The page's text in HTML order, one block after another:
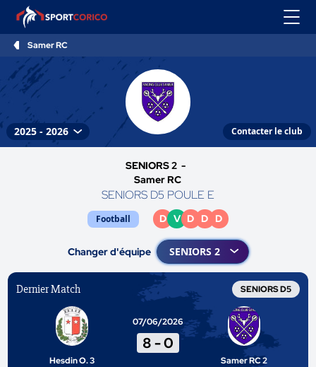
Samer RC
Contacter le club
SENIORS 2 -
Samer RC
SENIORS D5 POULE E
Football D V D D D
Changer d'équipe
Dernier Match SENIORS D5
Hesdin O. 3
07/06/2026
8-0
Samer RC 2